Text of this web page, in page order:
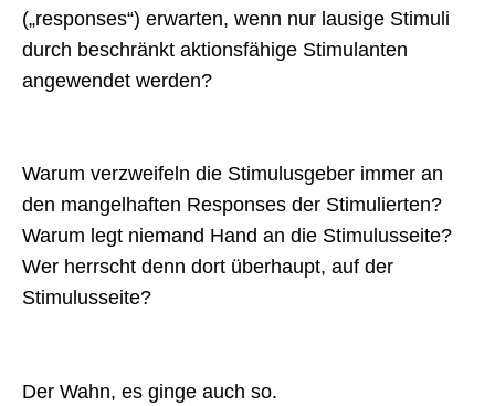
(„responses“) erwarten, wenn nur lausige Stimuli
durch beschränkt aktionsfähige Stimulanten
angewendet werden?
Warum verzweifeln die Stimulusgeber immer an
den mangelhaften Responses der Stimulierten?
Warum legt niemand Hand an die Stimulusseite?
Wer herrscht denn dort überhaupt, auf der
Stimulusseite?
Der Wahn, es ginge auch so.